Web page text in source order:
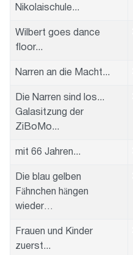
Nikolaischule...
Wilbert goes dance
floor...
Narren an die Macht...
Die Narren sind los...
Galasitzung der
ZiBoMo...
mit 66 Jahren...
Die blau gelben
Fähnchen hängen
wieder…
Frauen und Kinder
zuerst...